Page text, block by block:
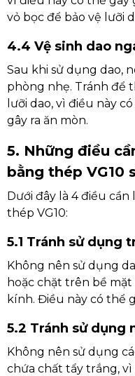
vỏ bọc để bảo vệ lưỡi
4.4 Vệ sinh dao
Sau khi sử dụng dao,
phòng nhẹ. Tránh để
lưỡi dao, vì điều này
gây ra ăn mòn.
5. Những điều
bằng thép VG10
Dưới đây là 4 điều
thép VG10:
5.1 Tránh sử dụng
Không nên sử dụng
hoặc chặt trên bề
kính. Điều này có thể
5.2 Tránh sử dụng
Không nên sử dụng
chứa chất tẩy trắng,